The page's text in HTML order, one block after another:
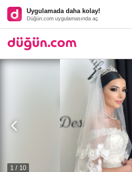
Uygulamada daha kolay!
Düğün.com uygulamasında aç
1 / 10